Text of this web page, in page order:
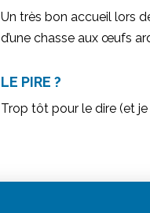
Un très bon accueil lors
d’une chasse aux œufs
LE PIRE ?
Trop tôt pour le dire (et je